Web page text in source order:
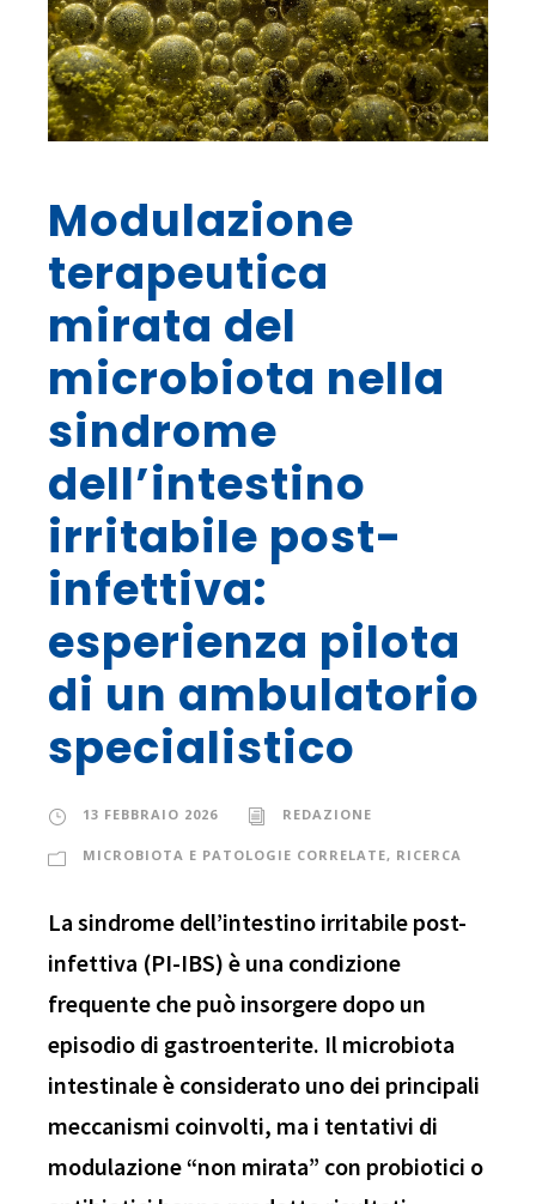
Modulazione
terapeutica
mirata del
microbiota nella
sindrome
dell’intestino
irritabile post-
infettiva:
esperienza pilota
di un ambulatorio
specialistico
13 FEBBRAIO 2026 REDAZIONE
MICROBIOTA E PATOLOGIE CORRELATE, RICERCA
La sindrome dell’intestino irritabile post-
infettiva (PI-IBS) è una condizione
frequente che può insorgere dopo un
episodio di gastroenterite. Il microbiota
intestinale è considerato uno dei principali
meccanismi coinvolti, ma i tentativi di
modulazione “non mirata” con probiotici o